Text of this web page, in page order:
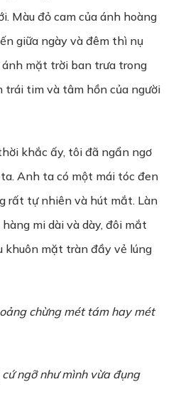
Màu đỏ cam của ánh hoàng
giữa ngày và đêm thì nụ
mặt trời ban trưa trong
trái tim và tâm hồn của người
khắc ấy, tôi đã ngẩn ngơ
Anh ta có một mái tóc đen
rất tự nhiên và hút mắt. Làn
mi dài và dày, đôi mắt
khuôn mặt tràn đầy vẻ lúng
ảng chừng mét tám hay mét
ứngỡ như mìnhvừa đụng